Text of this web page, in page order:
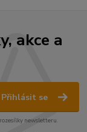
akce a
Přihlásit se
newsletteru.